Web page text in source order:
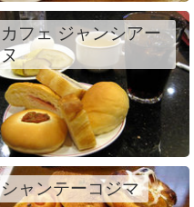
カフェ ジャンシアー
ヌ
シャンテーコジマ